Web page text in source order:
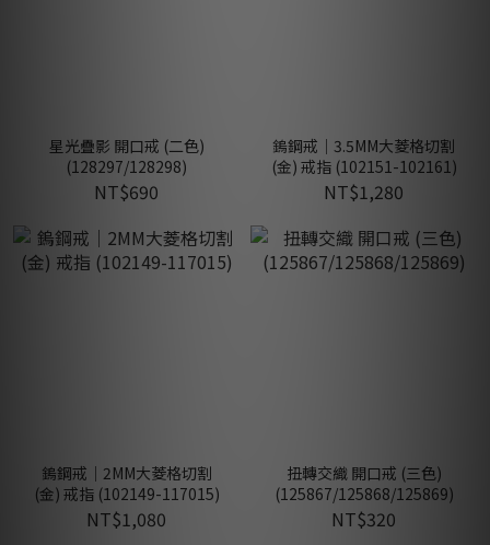
星光疊影 開口戒 (二色)
(128297/128298)
NT$690
鎢鋼戒｜3.5MM大菱格切割
(金) 戒指 (102151-102161)
NT$1,280
鎢鋼戒｜2MM大菱格切割
(金) 戒指 (102149-117015)
NT$1,080
扭轉交織 開口戒 (三色)
(125867/125868/125869)
NT$320